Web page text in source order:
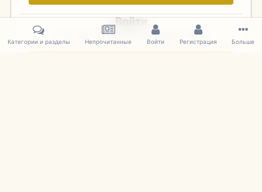
Войти
Уже зарегистрированы? Войдите здесь.
Категории и разделы Непрочитанные Войти Регистрация Больше